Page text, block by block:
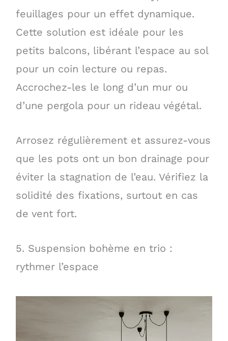
feuillages pour un effet dynamique.
Cette solution est idéale pour les
petits balcons, libérant l’espace au sol
pour un coin lecture ou repas.
Accrochez-les le long d’un mur ou
d’une pergola pour un rideau végétal.
Arrosez régulièrement et assurez-vous
que les pots ont un bon drainage pour
éviter la stagnation de l’eau. Vérifiez la
solidité des fixations, surtout en cas
de vent fort.
5. Suspension bohème en trio :
rythmer l’espace